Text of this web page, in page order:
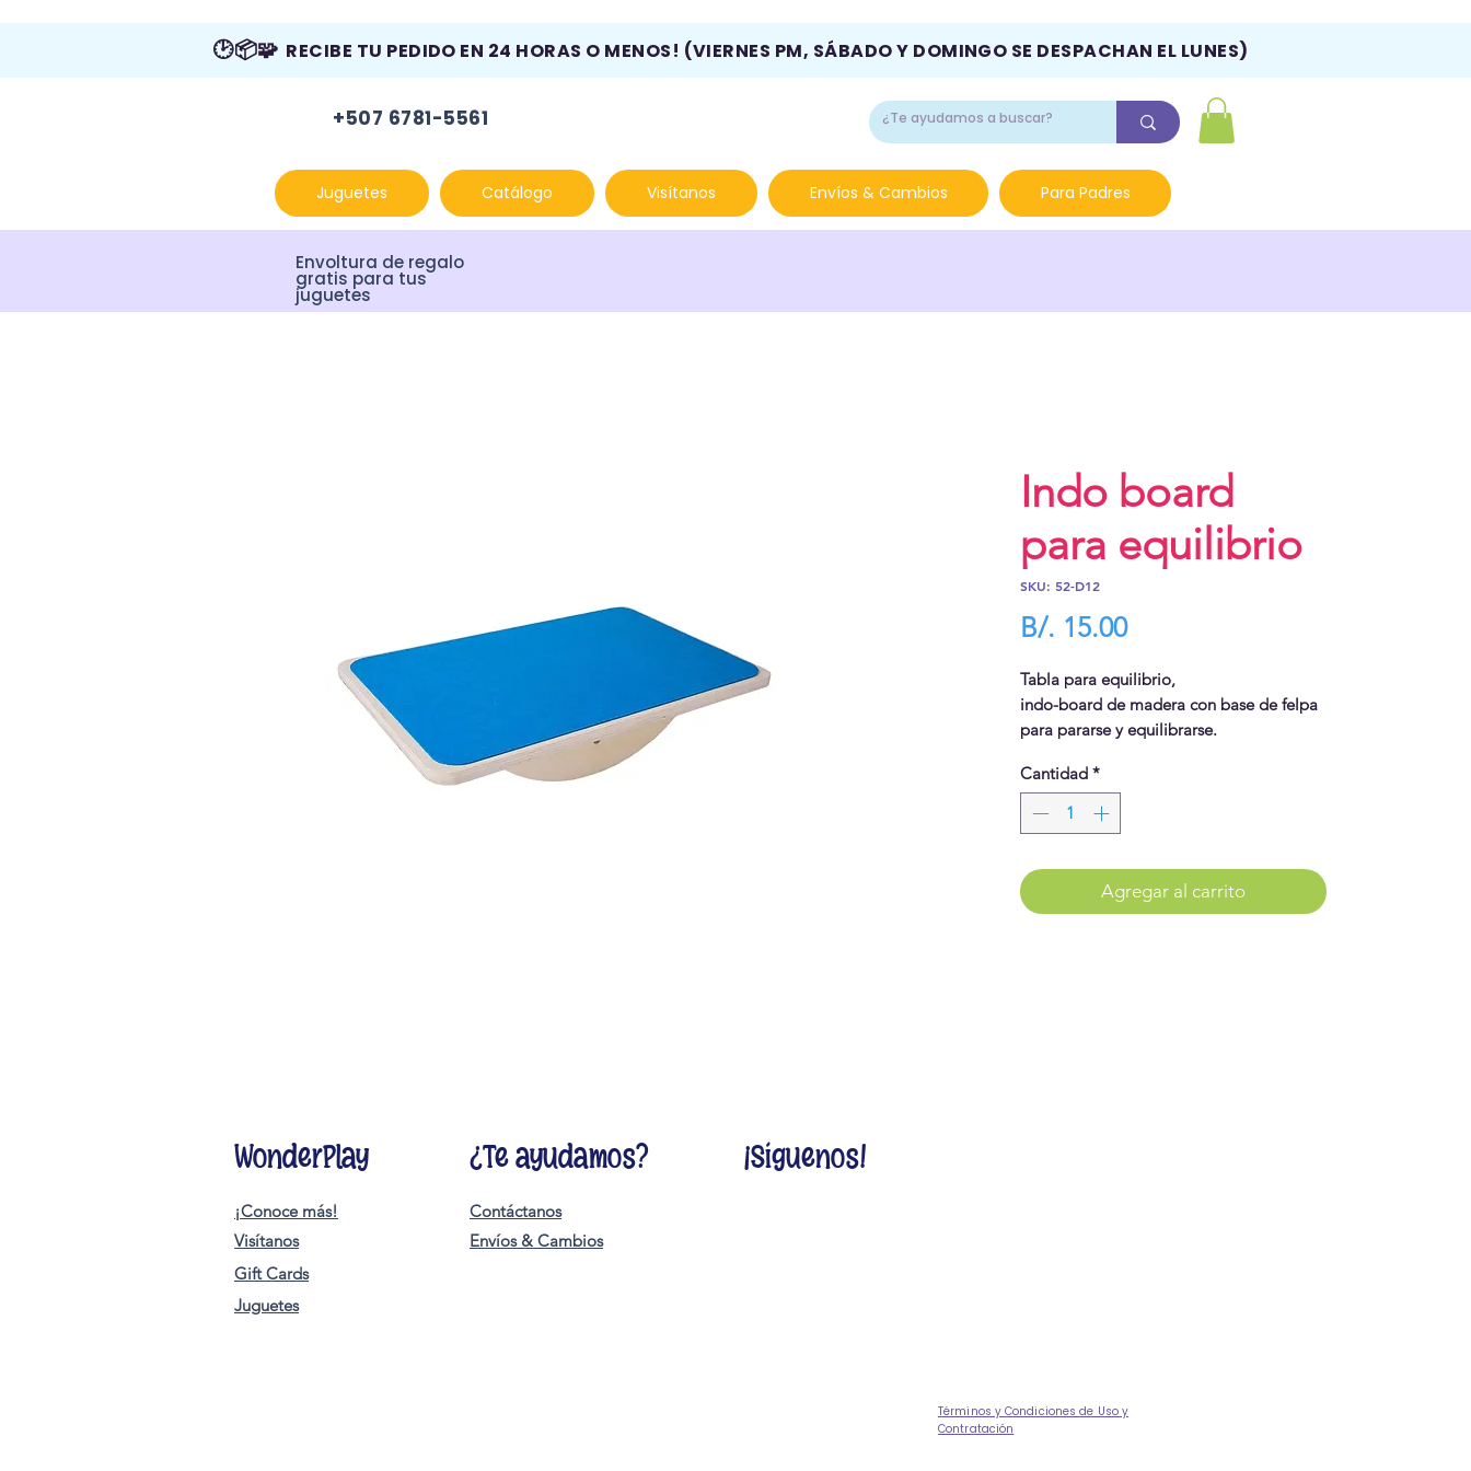
🕑📦🧩 RECIBE TU PEDIDO EN 24 HORAS O MENOS! (VIERNES PM, SÁBADO Y DOMINGO SE DESPACHAN EL LUNES)
+507 6781-5561
Juguetes Catálogo Visítanos Envíos & Cambios Para Padres
Envoltura de regalo
gratis para tus
juguetes
Indo board
para equilibrio
SKU: 52-D12
B/. 15.00Precio
Tabla para equilibrio,
indo-board de madera con base de felpa
para pararse y equilibrarse.
Cantidad *
Agregar al carrito
WonderPlay
¡Conoce más!
Visítanos
¿Te ayudamos?
Contáctanos
¡Síguenos!
Envíos & Cambios
Gift Cards
Juguetes
Términos y Condiciones de Uso y
Contratación